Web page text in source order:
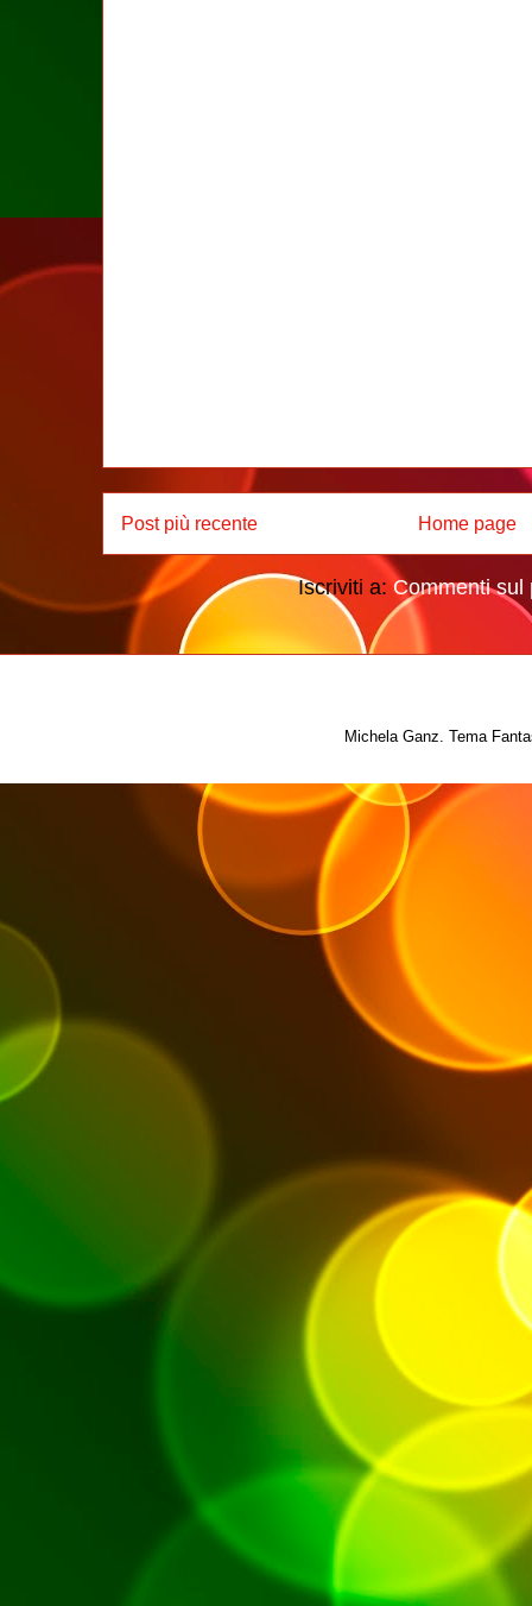
Post più recente Home page
Iscriviti a: Commenti sul
Michela Ganz. Tema